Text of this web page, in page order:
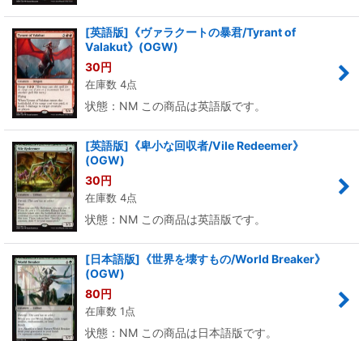
[英語版]《ヴァラクートの暴君/Tyrant of
Valakut》(OGW)
30円
在庫数 4点
状態：NM この商品は英語版です。
[英語版]《卑小な回収者/Vile Redeemer》
(OGW)
30円
在庫数 4点
状態：NM この商品は英語版です。
[日本語版]《世界を壊すもの/World Breaker》
(OGW)
80円
在庫数 1点
状態：NM この商品は日本語版です。